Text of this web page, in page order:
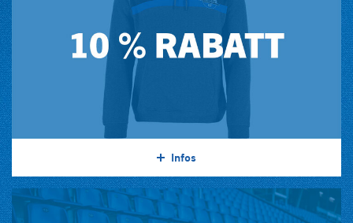
Infos